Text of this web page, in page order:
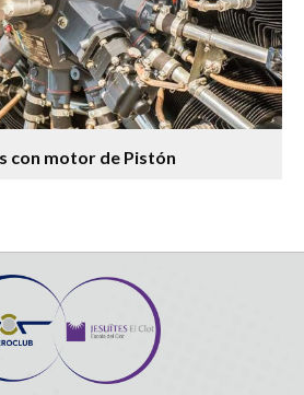
con motor de Pistón